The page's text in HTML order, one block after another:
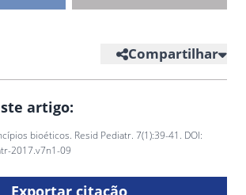
Compartilhar
artigo:
bioéticos. Resid Pediatr. 7(1):39-41. DOI:
2017.v7n1-09